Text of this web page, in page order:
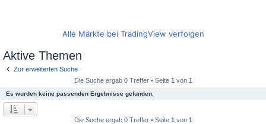
Alle Märkte bei TradingView verfolgen
Aktive Themen
Zur erweiterten Suche
Die Suche ergab 0 Treffer • Seite 1 von 1
Es wurden keine passenden Ergebnisse gefunden.
Die Suche ergab 0 Treffer • Seite 1 von 1